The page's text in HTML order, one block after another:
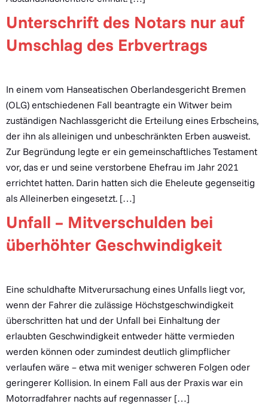
Unterschrift des Notars nur auf
Umschlag des Erbvertrags
In einem vom Hanseatischen Oberlandesgericht Bremen
(OLG) entschiedenen Fall beantragte ein Witwer beim
zuständigen Nachlassgericht die Erteilung eines Erbscheins,
der ihn als alleinigen und unbeschränkten Erben ausweist.
Zur Begründung legte er ein gemeinschaftliches Testament
vor, das er und seine verstorbene Ehefrau im Jahr 2021
errichtet hatten. Darin hatten sich die Eheleute gegenseitig
als Alleinerben eingesetzt. […]
Unfall – Mitverschulden bei
überhöhter Geschwindigkeit
Eine schuldhafte Mitverursachung eines Unfalls liegt vor,
wenn der Fahrer die zulässige Höchstgeschwindigkeit
überschritten hat und der Unfall bei Einhaltung der
erlaubten Geschwindigkeit entweder hätte vermieden
werden können oder zumindest deutlich glimpflicher
verlaufen wäre – etwa mit weniger schweren Folgen oder
geringerer Kollision. In einem Fall aus der Praxis war ein
Motorradfahrer nachts auf regennasser […]